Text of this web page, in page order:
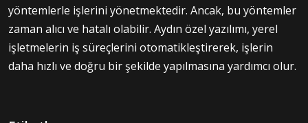
yöntemlerle işlerini yönetmektedir. Ancak, bu yöntemler
zaman alıcı ve hatalı olabilir. Aydın özel yazılımı, yerel
işletmelerin iş süreçlerini otomatikleştirerek, işlerin
daha hızlı ve doğru bir şekilde yapılmasına yardımcı olur.